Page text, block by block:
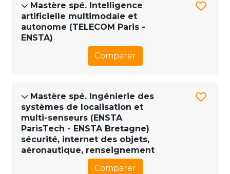
Mastère spé. Intelligence
artificielle multimodale et
autonome (TELECOM Paris -
ENSTA)
Comparer
Mastère spé. Ingénierie des
systèmes de localisation et
multi-senseurs (ENSTA
ParisTech - ENSTA Bretagne)
sécurité, internet des objets,
aéronautique, renseignement
Comparer